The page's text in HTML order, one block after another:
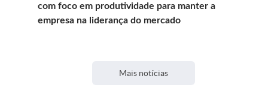
com foco em produtividade para manter a
empresa na liderança do mercado
Mais notícias